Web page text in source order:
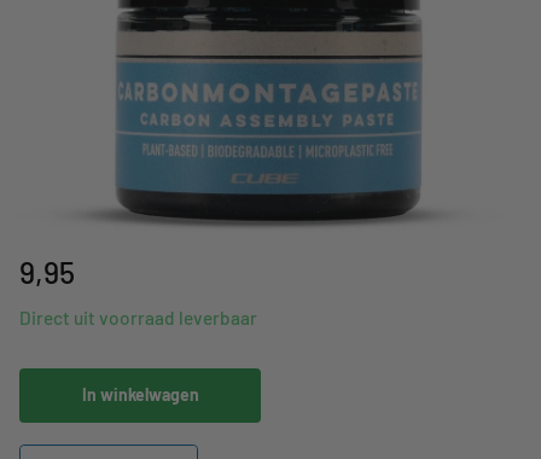
9,95
Direct uit voorraad leverbaar
In winkelwagen